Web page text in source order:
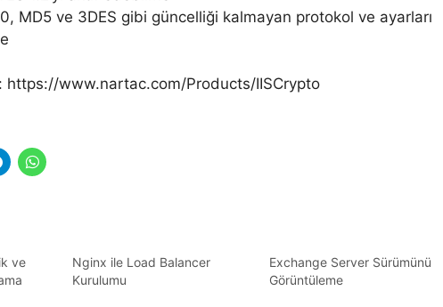
MD5 ve 3DES gibi güncelliği kalmayan protokol ve ayarları
https://www.nartac.com/Products/IISCrypto
ve
Nginx ile Load Balancer
Kurulumu
Exchange Server Sürümünü
Görüntüleme